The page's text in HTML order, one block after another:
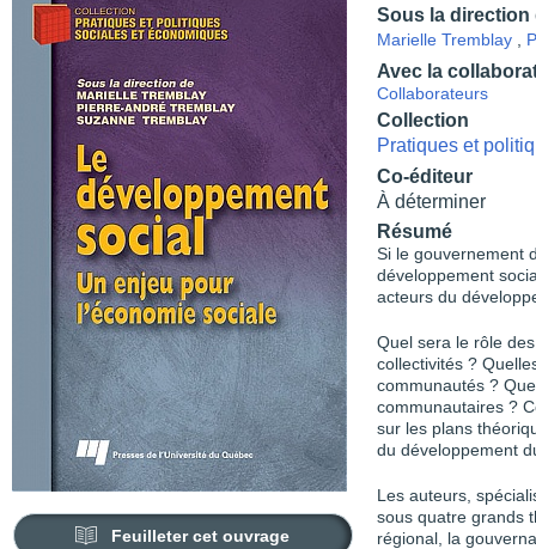
Feuilleter cet ouvrage
Sous la direction
Marielle Tremblay
Avec la
Collaborateurs
Collection
Pratiques et
Co-éditeur
À déterminer
Résumé
Si le gouvernement
développement
acteurs du
Quel sera le rôle
collectivités ?
communautés ?
communautaires ?
sur les plans
du développement
Les auteurs,
sous quatre grands
régional, la